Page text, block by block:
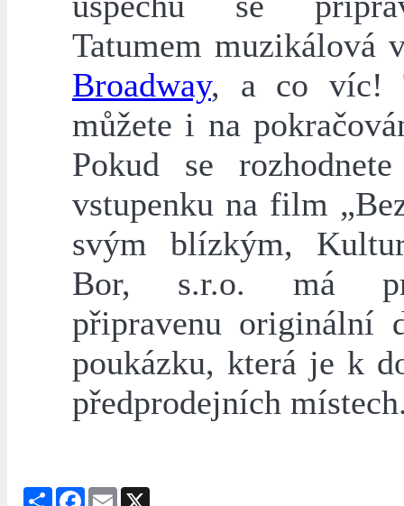
Tatumem muzikálová
Broadway, a co víc!
můžete i na
Pokud se
vstupenku na film
svým blízkým,
Bor, s.r.o. má
připravenu originální
poukázku, která je k
předprodejních
Share Facebook
Email